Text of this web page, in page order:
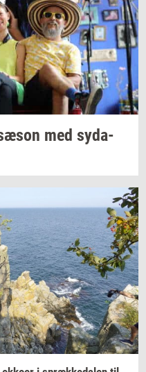
med sy­da­